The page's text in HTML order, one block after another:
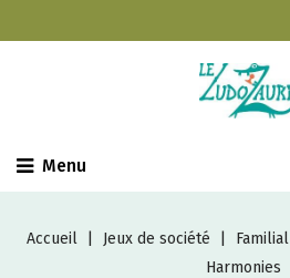
Menu
Accueil Jeux de société Familial
Harmonies